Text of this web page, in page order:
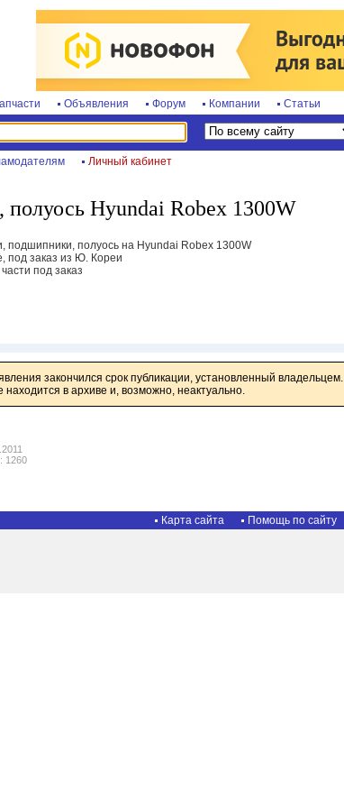
Объявления Форум Компании Статьи
Личный кабинет
полуось Hyundai Robex 1300W
подшипники, полуось на Hyundai Robex 1300W
под заказ из Ю. Кореи
под заказ
закончился срок публикации, установленный владельцем.
в архиве и, возможно, неактуально.
1260
Карта сайта Помощь по сайту